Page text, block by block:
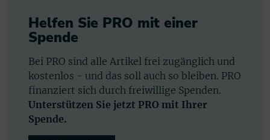
Helfen Sie PRO mit einer
Spende
Bei PRO sind alle Artikel frei zugänglich und
kostenlos - und das soll auch so bleiben. PRO
finanziert sich durch freiwillige Spenden.
Unterstützen Sie jetzt PRO mit Ihrer
Spende.